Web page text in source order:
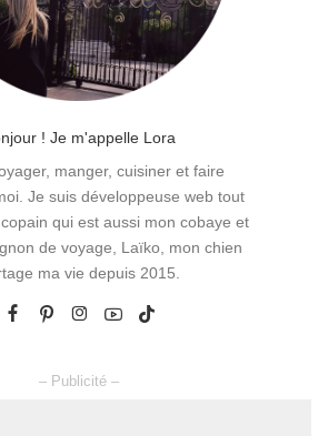
! Je m'appelle Lora
manger, cuisiner et faire
Je suis développeuse web tout
qui est aussi mon cobaye et
de voyage, Laïko, mon chien
ma vie depuis 2015.
– Publicité –